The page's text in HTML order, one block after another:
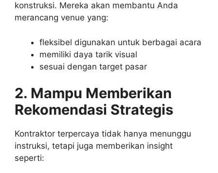
konstruksi. Mereka akan membantu Anda
merancang venue yang:
fleksibel digunakan untuk berbagai acara
memiliki daya tarik visual
sesuai dengan target pasar
2. Mampu Memberikan
Rekomendasi Strategis
Kontraktor terpercaya tidak hanya menunggu
instruksi, tetapi juga memberikan insight
seperti: